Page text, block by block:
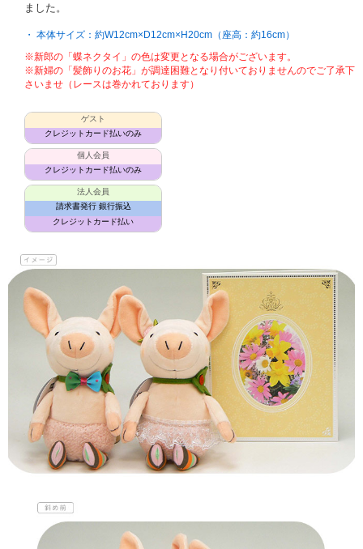
ました。
・ 本体サイズ：約W12cm×D12cm×H20cm（座高：約16cm）
※新郎の「蝶ネクタイ」の色は変更となる場合がございます。
※新婦の「髪飾りのお花」が調達困難となり付いておりませんのでご了承下
さいませ（レースは巻かれております）
ゲスト
クレジットカード払いのみ
個人会員
クレジットカード払いのみ
法人会員
請求書発行 銀行振込
クレジットカード払い